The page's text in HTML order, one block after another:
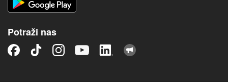
Potraži nas